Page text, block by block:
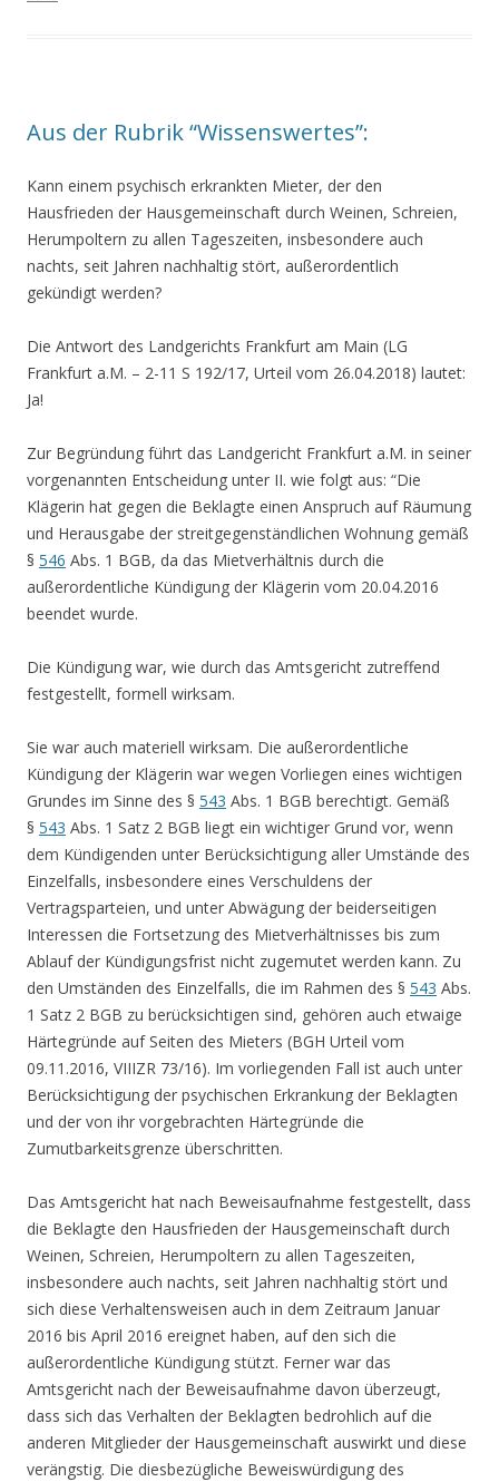
Aus der Rubrik “Wissenswertes”:
Kann einem psychisch erkrankten Mieter, der den
Hausfrieden der Hausgemeinschaft durch Weinen, Schreien,
Herumpoltern zu allen Tageszeiten, insbesondere auch
nachts, seit Jahren nachhaltig stört, außerordentlich
gekündigt werden?
Die Antwort des Landgerichts Frankfurt am Main (LG
Frankfurt a.M. – 2-11 S 192/17, Urteil vom 26.04.2018) lautet:
Ja!
Zur Begründung führt das Landgericht Frankfurt a.M. in seiner
vorgenannten Entscheidung unter II. wie folgt aus: “Die
Klägerin hat gegen die Beklagte einen Anspruch auf Räumung
und Herausgabe der streitgegenständlichen Wohnung gemäß
§ 546 Abs. 1 BGB, da das Mietverhältnis durch die
außerordentliche Kündigung der Klägerin vom 20.04.2016
beendet wurde.
Die Kündigung war, wie durch das Amtsgericht zutreffend
festgestellt, formell wirksam.
Sie war auch materiell wirksam. Die außerordentliche
Kündigung der Klägerin war wegen Vorliegen eines wichtigen
Grundes im Sinne des § 543 Abs. 1 BGB berechtigt. Gemäß
§ 543 Abs. 1 Satz 2 BGB liegt ein wichtiger Grund vor, wenn
dem Kündigenden unter Berücksichtigung aller Umstände des
Einzelfalls, insbesondere eines Verschuldens der
Vertragsparteien, und unter Abwägung der beiderseitigen
Interessen die Fortsetzung des Mietverhältnisses bis zum
Ablauf der Kündigungsfrist nicht zugemutet werden kann. Zu
den Umständen des Einzelfalls, die im Rahmen des § 543 Abs.
1 Satz 2 BGB zu berücksichtigen sind, gehören auch etwaige
Härtegründe auf Seiten des Mieters (BGH Urteil vom
09.11.2016, VIIIZR 73/16). Im vorliegenden Fall ist auch unter
Berücksichtigung der psychischen Erkrankung der Beklagten
und der von ihr vorgebrachten Härtegründe die
Zumutbarkeitsgrenze überschritten.
Das Amtsgericht hat nach Beweisaufnahme festgestellt, dass
die Beklagte den Hausfrieden der Hausgemeinschaft durch
Weinen, Schreien, Herumpoltern zu allen Tageszeiten,
insbesondere auch nachts, seit Jahren nachhaltig stört und
sich diese Verhaltensweisen auch in dem Zeitraum Januar
2016 bis April 2016 ereignet haben, auf den sich die
außerordentliche Kündigung stützt. Ferner war das
Amtsgericht nach der Beweisaufnahme davon überzeugt,
dass sich das Verhalten der Beklagten bedrohlich auf die
anderen Mitglieder der Hausgemeinschaft auswirkt und diese
verängstig. Die diesbezügliche Beweiswürdigung des